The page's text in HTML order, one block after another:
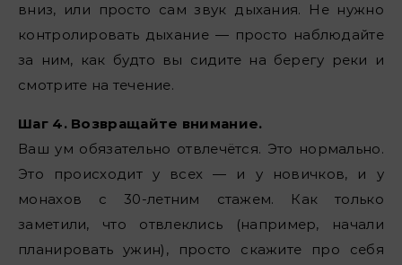
вниз, или просто сам звук дыхания. Не нужно
контролировать дыхание — просто наблюдайте
за ним, как будто вы сидите на берегу реки и
смотрите на течение.
Шаг 4. Возвращайте внимание.
Ваш ум обязательно отвлечётся. Это нормально.
Это происходит у всех — и у новичков, и у
монахов с 30-летним стажем. Как только
заметили, что отвлеклись (например, начали
планировать ужин), просто скажите про себя